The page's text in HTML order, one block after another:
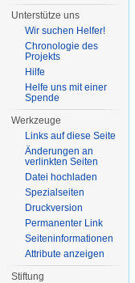
Unterstütze uns
Wir suchen Helfer!
Chronologie des
Projekts
Hilfe
Helfe uns mit einer
Spende
Werkzeuge
Links auf diese Seite
Änderungen an
verlinkten Seiten
Datei hochladen
Spezialseiten
Druckversion
Permanenter Link
Seiten­informationen
Attribute anzeigen
Stiftung